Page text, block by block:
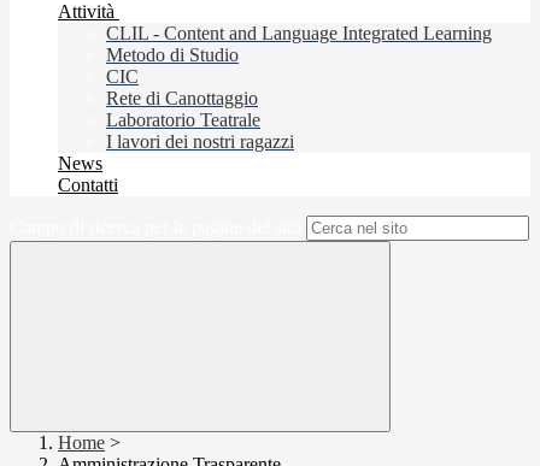
Attività
CLIL - Content and Language Integrated Learning
Metodo di Studio
CIC
Rete di Canottaggio
Laboratorio Teatrale
I lavori dei nostri ragazzi
News
Contatti
Home >